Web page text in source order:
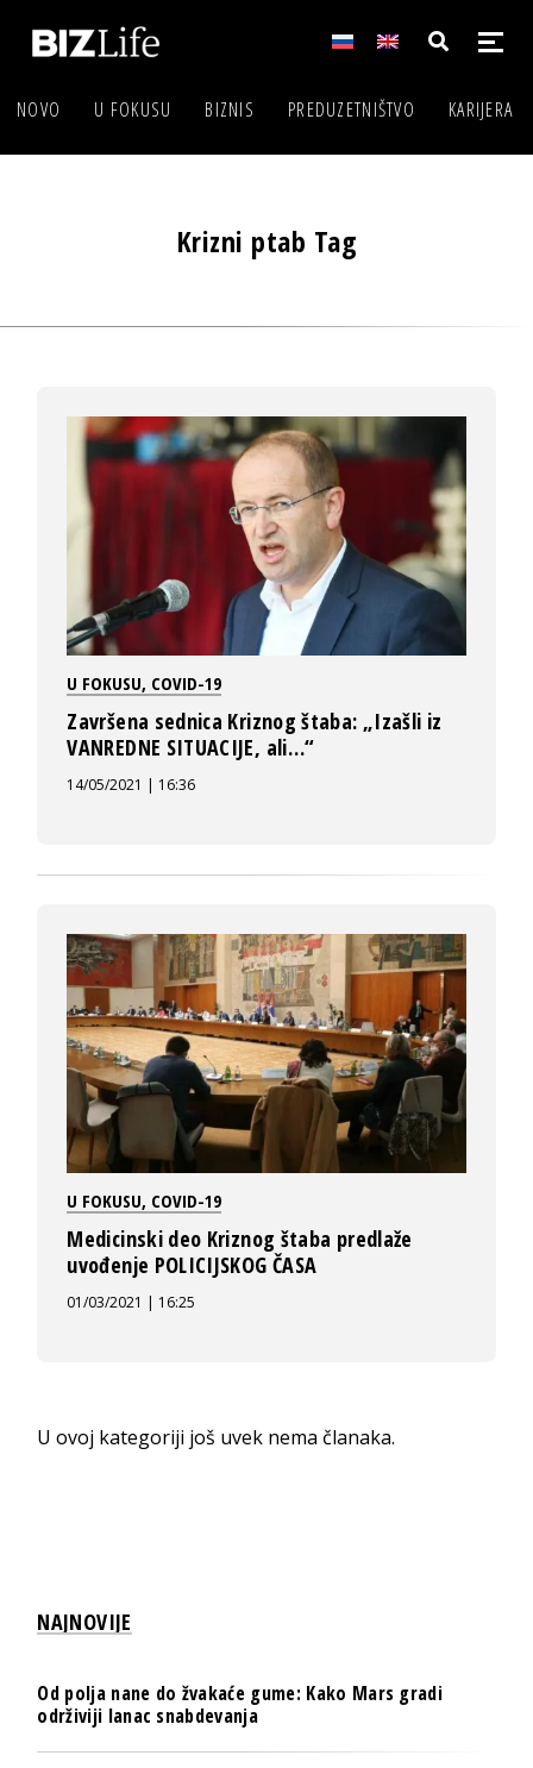
NOVO U FOKUSU BIZNIS PREDUZETNIŠTVO KARIJERA
Krizni ptab Tag
U FOKUSU, COVID-19
Završena sednica Kriznog štaba: „Izašli iz
VANREDNE SITUACIJE, ali…“
14/05/2021 | 16:36
U FOKUSU, COVID-19
Medicinski deo Kriznog štaba predlaže
uvođenje POLICIJSKOG ČASA
01/03/2021 | 16:25
U ovoj kategoriji još uvek nema članaka.
NAJNOVIJE
Od polja nane do žvakaće gume: Kako Mars gradi
održiviji lanac snabdevanja